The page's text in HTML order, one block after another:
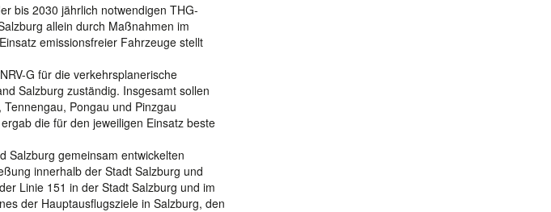
bis 2030 jährlich notwendigen THG-
allein durch Maßnahmen im
emissionsfreier Fahrzeuge stellt
G für die verkehrsplanerische
Salzburg zuständig. Insgesamt sollen
Pongau und Pinzgau
die für den jeweiligen Einsatz beste
Salzburg gemeinsam entwickelten
innerhalb der Stadt Salzburg und
Linie 151 in der Stadt Salzburg und im
der Hauptausflugsziele in Salzburg, den